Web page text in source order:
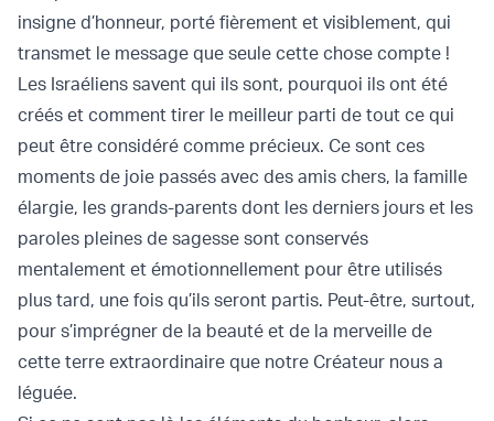
insigne d’honneur, porté fièrement et visiblement, qui
transmet le message que seule cette chose compte !
Les Israéliens savent qui ils sont, pourquoi ils ont été
créés et comment tirer le meilleur parti de tout ce qui
peut être considéré comme précieux. Ce sont ces
moments de joie passés avec des amis chers, la famille
élargie, les grands-parents dont les derniers jours et les
paroles pleines de sagesse sont conservés
mentalement et émotionnellement pour être utilisés
plus tard, une fois qu’ils seront partis. Peut-être, surtout,
pour s’imprégner de la beauté et de la merveille de
cette terre extraordinaire que notre Créateur nous a
léguée.